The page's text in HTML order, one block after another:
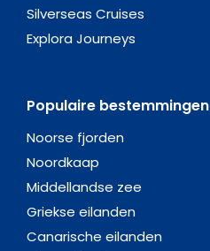
Silverseas Cruises
Explora Journeys
Populaire bestemmingen
Noorse fjorden
Noordkaap
Middellandse zee
Griekse eilanden
Canarische eilanden